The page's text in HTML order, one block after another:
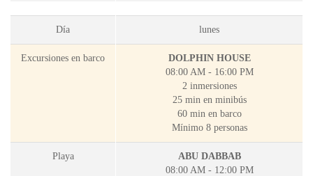
Día lunes
Excursiones en barco
DOLPHIN HOUSE
08:00 AM - 16:00 PM
2 inmersiones
25 min en minibús
60 min en barco
Mínimo 8 personas
Playa
ABU DABBAB
08:00 AM - 12:00 PM